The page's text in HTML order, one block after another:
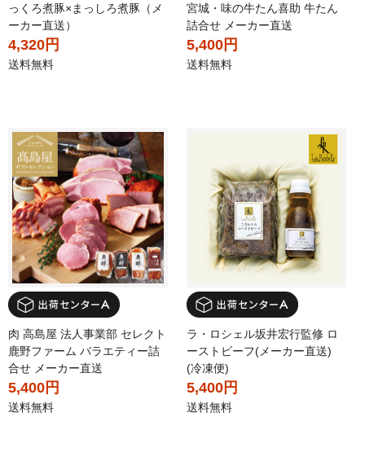
っくろ煮豚×まっしろ煮豚（メ
ーカー直送）
4,320円
送料無料
宮城・味の牛たん喜助 牛たん
詰合せ メーカー直送
5,400円
送料無料
肉 高島屋 法人事業部 セレクト
鹿野ファーム バラエティー詰
合せ メーカー直送
5,400円
送料無料
ラ・ロシェル坂井宏行監修 ロ
ーストビーフ(メーカー直送)
(冷凍便)
5,400円
送料無料